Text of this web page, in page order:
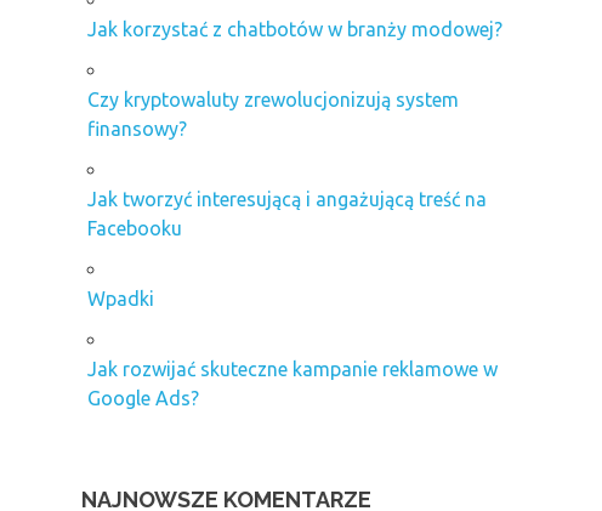
Jak korzystać z chatbotów w branży modowej?
Czy kryptowaluty zrewolucjonizują system
finansowy?
Jak tworzyć interesującą i angażującą treść na
Facebooku
Wpadki
Jak rozwijać skuteczne kampanie reklamowe w
Google Ads?
NAJNOWSZE KOMENTARZE